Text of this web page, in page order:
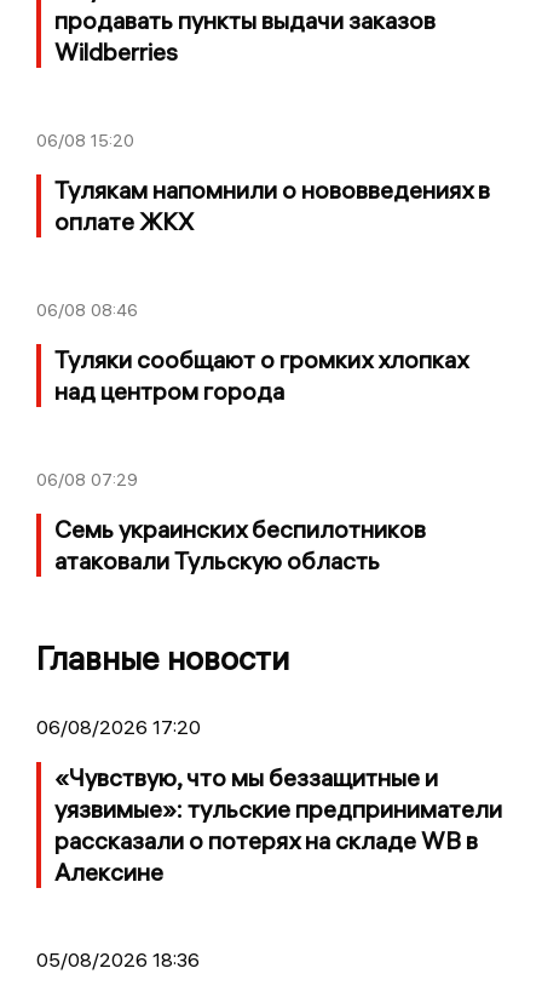
продавать пункты выдачи заказов
Wildberries
06/08 15:20
Тулякам напомнили о нововведениях в
оплате ЖКХ
06/08 08:46
Туляки сообщают о громких хлопках
над центром города
06/08 07:29
Семь украинских беспилотников
атаковали Тульскую область
Главные новости
06/08/2026 17:20
«Чувствую, что мы беззащитные и
уязвимые»: тульские предприниматели
рассказали о потерях на складе WB в
Алексине
05/08/2026 18:36